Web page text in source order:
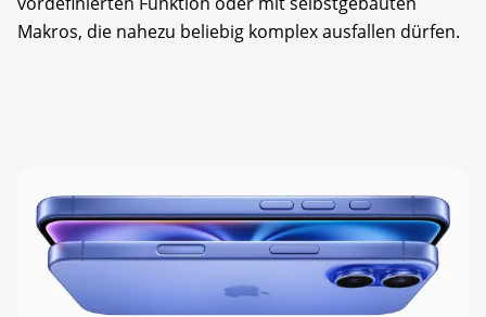
Makros, die nahezu beliebig komplex ausfallen dürfen.